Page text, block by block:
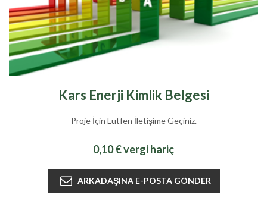
Kars Enerji Kimlik Belgesi
Proje İçin Lütfen İletişime Geçiniz.
0,10 € vergi hariç